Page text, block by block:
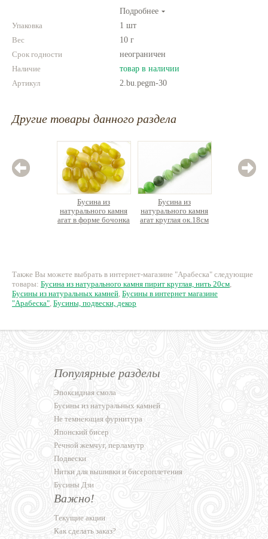
Комбинируйте различные цвета и
размеры. Фантазируйте!
Подробнее
Упаковка
1 шт
Вес
10 г
Срок годности
неограничен
Наличие
товар в наличии
Артикул
2.bu.pegm-30
Другие товары данного раздела
Бусина из
натурального камня
агат в форме бочонка
Бусина из
натурального камня
агат круглая ок.18см
Также Вы можете выбрать в интернет-магазине "Арабеска" следующие
товары: Бусина из натурального камня пирит круглая, нить 20см,
Бусины из натуральных камней, Бусины в интернет магазине
"Арабеска", Бусины, подвески, декор
Популярные разделы
Эпоксидная смола
Бусины из натуральных камней
Не темнеющая фурнитура
Японский бисер
Речной жемчуг, перламутр
Подвески
Нитки для вышивки и бисероплетения
Бусины Дзи
Важно!
Текущие акции
Как сделать заказ?